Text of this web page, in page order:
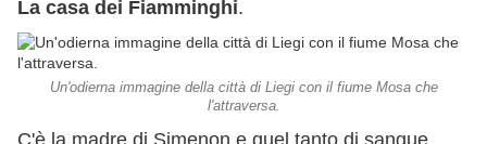
La casa dei Fiamminghi.
Un'odierna immagine della città di Liegi con il fiume Mosa che
l'attraversa.
C'è la madre di Simenon e quel tanto di sangue